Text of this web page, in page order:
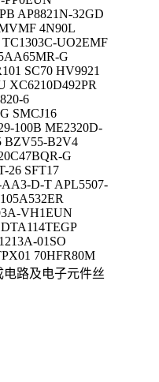
AP8821N-32GD
4N90L
UO2EMF
G
SC70 HV9921
XC6210D492PR
6
SMCJ16
100B ME2320D-
BZV55-B2V4
G
26 SFT17
D-T APL5507-
VH1EUN
01SO
70HFR80M
电路及电子元件丝